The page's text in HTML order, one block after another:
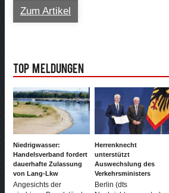
Zum Artikel
Top Meldungen
Niedrigwasser:
Handelsverband fordert
dauerhafte Zulassung
von Lang-Lkw
Angesichts der
Herrenknecht
unterstützt
Auswechslung des
Verkehrsministers
Berlin (dts